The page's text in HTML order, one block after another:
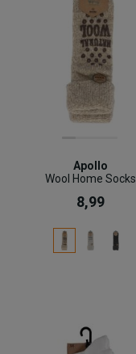
Apollo
Wool Home Socks
8,99